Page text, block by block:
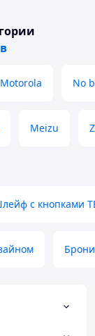
Motorola No
Meizu
с кнопками